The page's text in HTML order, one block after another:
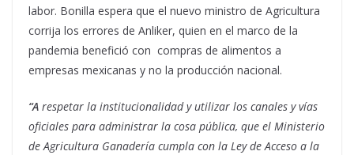
labor. Bonilla espera que el nuevo ministro de Agricultura
corrija los errores de Anliker, quien en el marco de la
pandemia benefició con compras de alimentos a
empresas mexicanas y no la producción nacional.
“A respetar la institucionalidad y utilizar los canales y vías
oficiales para administrar la cosa pública, que el Ministerio
de Agricultura Ganadería cumpla con la Ley de Acceso a la